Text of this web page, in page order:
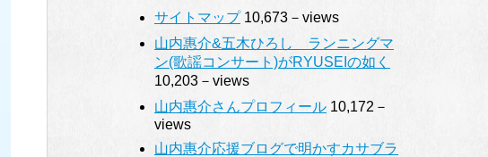
サイトマップ10,673－views
山内惠介&五木ひろし ランニングマ
ン(歌謡コンサート)がRYUSEIの如く
10,203－views
山内惠介さんプロフィール 10,172－
views
山内惠介応援ブログで明かすカサブラ